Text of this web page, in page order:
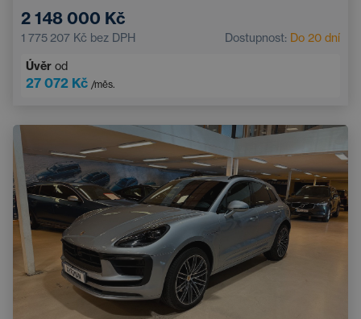
Apple CarPlay
Bezdrátové nabíjení mobilního telefonu
2 148 000 Kč
1 775 207 Kč bez DPH Dostupnost: Do 20 dní
Úvěr od
27 072 Kč /měs.